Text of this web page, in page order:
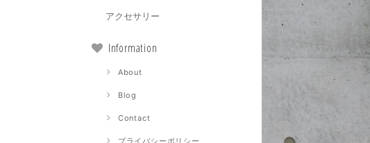
アクセサリー
Information
About
Blog
Contact
プライバシーポリシー